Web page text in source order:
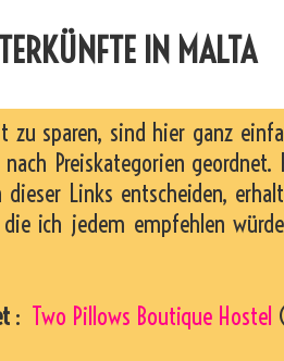
IN MALTA
zu sparen, sind hier ganz
nach Preiskategorien
Links entscheiden,
ich jedem empfehlen
: Two Pillows Boutique Hostel